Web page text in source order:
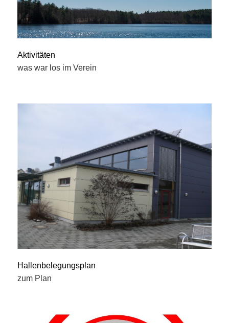
Aktivitäten
was war los im Verein
Hallenbelegungsplan
zum Plan